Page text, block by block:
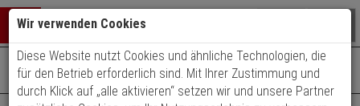
Warenkorb schließen
0 ARTIKEL IM WARENKORB
Ihr Warenkorb ist momentan leer.
+49 (0)821 899 493-0Mo. - Do.: 8:00 - 16:30 | Fr.: 8:00 - 14:00 Uhr
Wir verwenden Cookies
Diese Website nutzt Cookies und ähnliche Technologien, die
für den Betrieb erforderlich sind. Mit Ihrer Zustimmung und
durch Klick auf „alle aktivieren“ setzen wir und unsere Partner